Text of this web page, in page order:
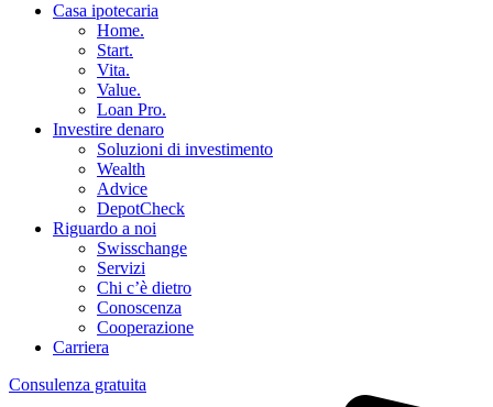
Casa ipotecaria
Home.
Start.
Vita.
Value.
Loan Pro.
Investire denaro
Soluzioni di investimento
Wealth
Advice
DepotCheck
Riguardo a noi
Swisschange
Servizi
Chi c’è dietro
Conoscenza
Cooperazione
Carriera
Consulenza gratuita